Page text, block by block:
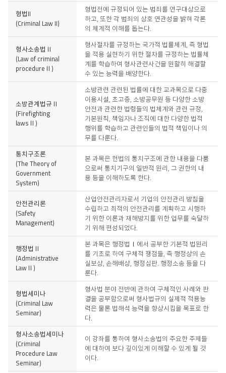
형법II
(Criminal Law II)
형법전에 규정되어 있는 범죄를 연구대상으로
하고, 또한 각 범죄의 상호 연관성을 밝혀 각론
의 체계적 이해를 돕는다.
형사소송법Ⅱ
(Law of criminal
procedureⅡ)
형사절차를 규정하는 국가적 법률체계, 즉 형법
을 적용 실현하기 위한 절차를 규정하는 법률체
계를 학습하여 형사관련사건을 원활히 해결할
수 있는 능력을 배양한다.
소방관계법규Ⅱ
(Firefighting
lawsⅡ)
소방관련 관련된 법률에 대한 교과목으로 다중
이용시설, 초고층, 소방공무원 등 다양한 소방
안전과 관련한 법령들의 법체계와 관련 규정,
기본원칙, 책임자나 조직에 대한 다양한 법적
행위를 학습하고 관련인들의 법적 책임이나 의
무를 다룬다.
통치구조론
(The Theory of
Government
System)
본 과목은 헌법의 통치구조에 관한 내용을 다룸
으로써 통치기구의 일반적 원리, 그 권한의 내
용 등을 이해하도록 한다.
안전관리론
(Safety
Management)
산업안전관리자로서 기업의 안전관리 방침을
수립하고 최적의 안전관리를 계획하고 시행하
기 위한 이론과 재해방지를 위한 업무를 숙달하
기 위해 편성되었다.
행정법Ⅱ
(Administrative
LawⅡ)
본 과목은 행정법Ⅰ에서 공부한 기본적 법원리
를 기초로 하여 구체적 쟁점들, 즉 행정상의 손
실보상, 손해배상, 행정심판. 행정소송 등을 다
룬다.
형법세미나
(Criminal Law
Seminar)
형사법 분야 전반에 관하여 구체적인 사례와 판
결을 공부함으로써 형사법규의 실제적 적용능
력은 물론 법해석 능력을 향상시킴을 목표로 한
다.
형사소송법세미나
(Criminal
Procedure Law
Seminar)
이 강좌를 통하여 형사소송법의 주요한 주제들
에 대하여 보다 깊이있게 이해할 수 있게 될 것
이다.